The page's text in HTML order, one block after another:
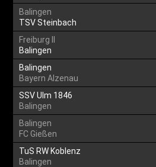
Balingen
TSV Steinbach
Freiburg II
Balingen
Balingen
Bayern Alzenau
SSV Ulm 1846
Balingen
Balingen
FC Gießen
TuS RW Koblenz
Balingen